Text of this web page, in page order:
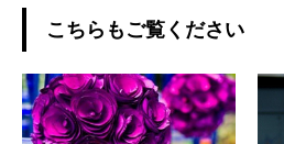
こちらもご覧ください